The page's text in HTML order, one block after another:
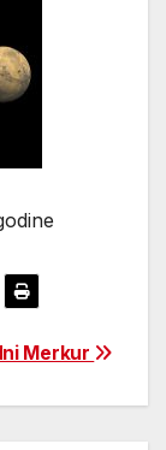
Merkur